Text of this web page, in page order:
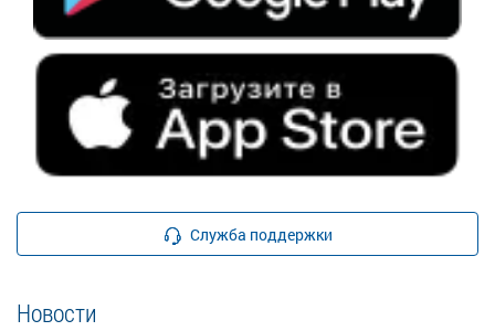
Служба поддержки
Новости